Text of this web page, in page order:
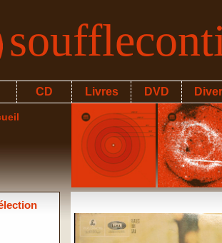
CD Livres DVD